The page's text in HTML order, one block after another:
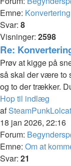
Emne:
Svar: 8
Visninger: 2598
Re:
Prøv at kigge på
så skal der være to
og to der trækker.
Hop til indlæg
afSteamPunkLolcat
18 jan 2026, 22:16
Forum:
Emne: Om at
Svar: 21